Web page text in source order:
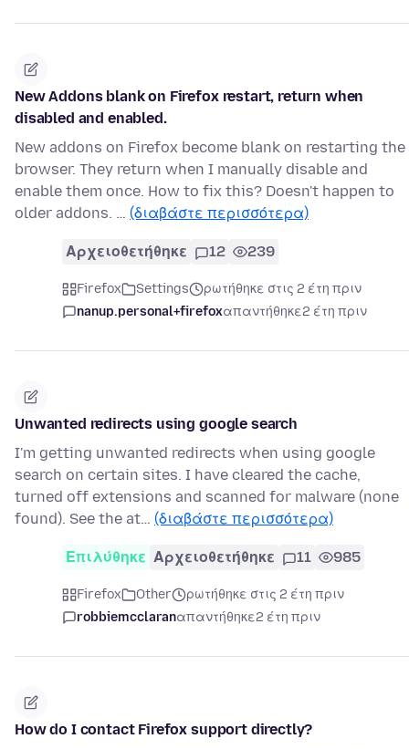
New Addons blank on Firefox restart, return when
disabled and enabled.
New addons on Firefox become blank on restarting the
browser. They return when I manually disable and
enable them once. How to fix this? Doesn't happen to
older addons. … (διαβάστε περισσότερα)
Αρχειοθετήθηκε 12 239
Firefox Settings
ρωτήθηκε στις 2 έτη πριν
nanup.personal+firefoxαπαντήθηκε2 έτη πριν
Unwanted redirects using google search
I'm getting unwanted redirects when using google
search on certain sites. I have cleared the cache,
turned off extensions and scanned for malware (none
found). See the at… (διαβάστε περισσότερα)
Επιλύθηκε Αρχειοθετήθηκε 11 985
Firefox Other
ρωτήθηκε στις 2 έτη πριν
robbiemcclaranαπαντήθηκε2 έτη πριν
How do I contact Firefox support directly?